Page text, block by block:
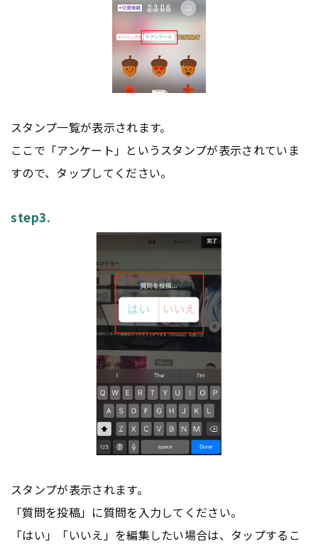
スタンプ一覧が表示されます。
ここで「アンケート」というスタンプが表示されていま
すので、タップしてください。
step3.
スタンプが表示されます。
「質問を投稿」に質問を入力してください。
「はい」「いいえ」を編集したい場合は、タップするこ